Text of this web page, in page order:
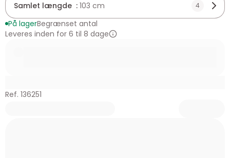
Samlet længde : 103 cm 4
På lagerBegrænset antal
Leveres inden for 6 til 8 dage
Ref. 136251